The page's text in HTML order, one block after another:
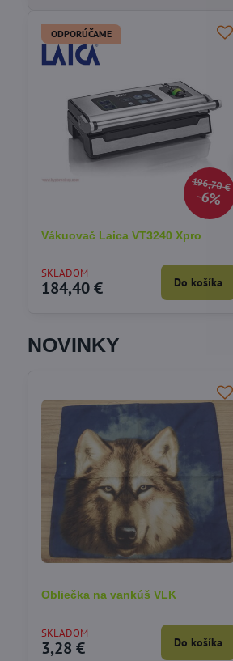
196,70 €
6%
ODPORÚČAME
Vákuovač Laica VT3240 Xpro
SKLADOM
184,40 € Do košíka
NOVINKY
Obliečka na vankúš VLK
SKLADOM
3,28 € Do košíka